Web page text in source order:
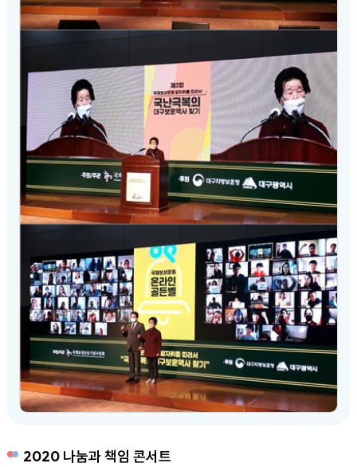
2020 나눔과 책임 콘서트